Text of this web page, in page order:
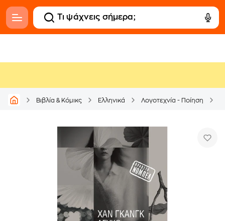
Βιβλία & Κόμικς Ελληνικά Λογοτεχνία - Ποίηση